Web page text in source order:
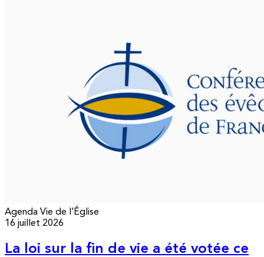
Agenda Vie de l’Église
16 juillet 2026
La loi sur la fin de vie a été votée ce